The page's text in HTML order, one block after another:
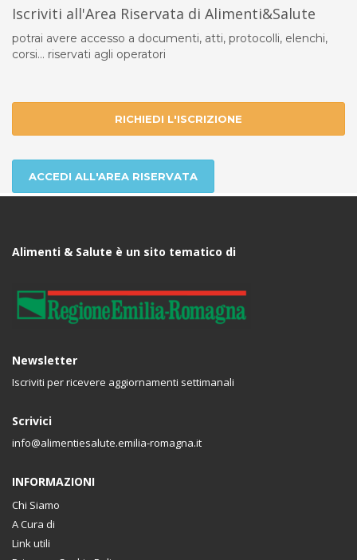
Iscriviti all'Area Riservata di Alimenti&Salute
potrai avere accesso a documenti, atti, protocolli, elenchi,
corsi... riservati agli operatori
RICHIEDI L'ISCRIZIONE
ACCEDI ALL'AREA RISERVATA
Alimenti & Salute è un sito tematico di
Newsletter
Iscriviti per ricevere aggiornamenti settimanali
Scrivici
info@alimentiesalute.emilia-romagna.it
INFORMAZIONI
Chi Siamo
A Cura di
Link utili